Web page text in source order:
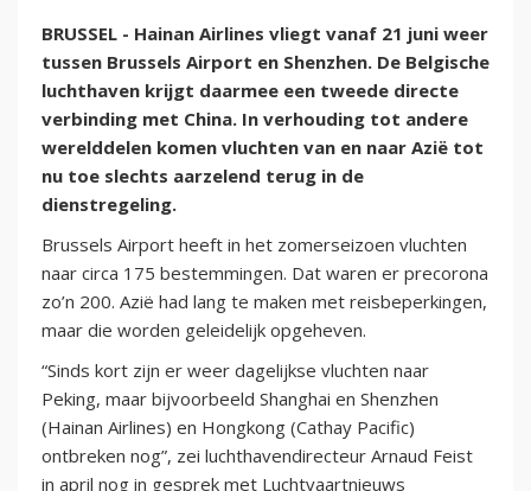
BRUSSEL - Hainan Airlines vliegt vanaf 21 juni weer
tussen Brussels Airport en Shenzhen. De Belgische
luchthaven krijgt daarmee een tweede directe
verbinding met China. In verhouding tot andere
werelddelen komen vluchten van en naar Azië tot
nu toe slechts aarzelend terug in de
dienstregeling.
Brussels Airport heeft in het zomerseizoen vluchten
naar circa 175 bestemmingen. Dat waren er precorona
zo’n 200. Azië had lang te maken met reisbeperkingen,
maar die worden geleidelijk opgeheven.
“Sinds kort zijn er weer dagelijkse vluchten naar
Peking, maar bijvoorbeeld Shanghai en Shenzhen
(Hainan Airlines) en Hongkong (Cathay Pacific)
ontbreken nog”, zei luchthavendirecteur Arnaud Feist
in april nog in gesprek met Luchtvaartnieuws